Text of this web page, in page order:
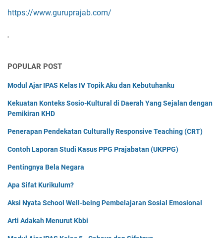
https://www.guruprajab.com/
'
POPULAR POST
Modul Ajar IPAS Kelas IV Topik Aku dan Kebutuhanku
Kekuatan Konteks Sosio-Kultural di Daerah Yang Sejalan dengan
Pemikiran KHD
Penerapan Pendekatan Culturally Responsive Teaching (CRT)
Contoh Laporan Studi Kasus PPG Prajabatan (UKPPG)
Pentingnya Bela Negara
Apa Sifat Kurikulum?
Aksi Nyata School Well-being Pembelajaran Sosial Emosional
Arti Adakah Menurut Kbbi